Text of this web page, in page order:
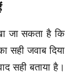
जा सकता है कि
सही जवाब दिया
सही बताया है।